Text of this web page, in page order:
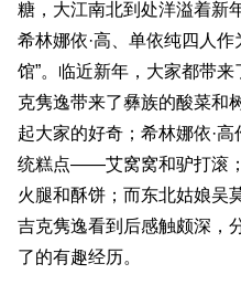
糖，大江南北到处洋溢着新
希林娜依·高、单依纯四人作
馆”。临近新年，大家都带
克隽逸带来了彝族的酸菜和
起大家的好奇；希林娜依·
统糕点——艾窝窝和驴打滚
火腿和酥饼；而东北姑娘吴
吉克隽逸看到后感触颇深，
了的有趣经历。